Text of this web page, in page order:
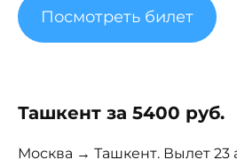
Посмотреть билет
Ташкент за 5400 руб.
Москва → Ташкент. Вылет 23